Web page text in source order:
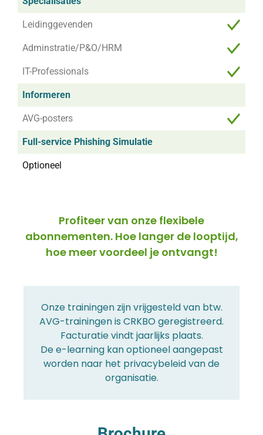
Leidinggevenden
Adminstratie/P&O/HRM
IT-Professionals
Informeren
AVG-posters
Full-service Phishing Simulatie
Optioneel
Profiteer van onze flexibele
abonnementen. Hoe langer de looptĳd,
hoe meer voordeel je ontvangt!
Onze trainingen zijn vrijgesteld van btw.
AVG-trainingen is CRKBO geregistreerd.
Facturatie vindt jaarlijks plaats.
De e-learning kan optioneel aangepast
worden naar het privacybeleid van de
organisatie.